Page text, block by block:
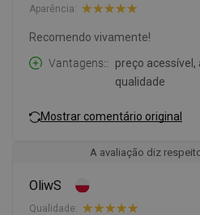
Aparência:
Recomendo vivamente!
Vantagens:
preço acessível,
qualidade
Mostrar comentário original
A avaliação diz
OliwS
Qualidade: